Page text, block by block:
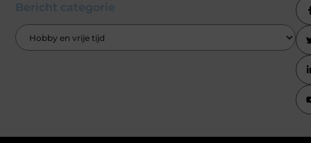
Bericht categorie